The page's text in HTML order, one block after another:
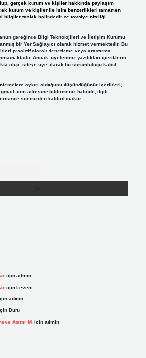
gerçek kurum ve kişiler hakkında paylaşım
kurum ve kişiler ile isim benzerlikleri tamamen
bilgiler taslak halindedir ve tavsiye niteliği
gereğince Bilgi Teknolojileri ve İletişim Kurumu
bir Yer Sağlayıcı olarak hizmet vermektedir. Bu
proaktif olarak denetleme veya araştırma
Ancak, üyelerimiz yazdıkları içeriklerin
olup, siteye üye olarak bu sorumluluğu kabul
aykırı olduğunu düşündüğünüz içerikleri,
adresine bildirmeniz halinde, ilgili
sitemizden kaldırılacaktır.
için admin
için Levent
admin
Duru
Atanır Mı için admin